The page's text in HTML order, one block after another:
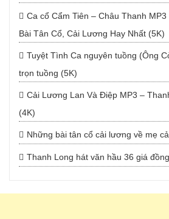
Ca cổ Cẩm Tiên – Châu Thanh
Bài Tân Cổ, Cải Lương Hay Nhất (5K)
Tuyệt Tình Ca nguyên tuồng (Ông
trọn tuồng (5K)
Cải Lương Lan Và Điệp MP3 –
(4K)
Những bài tân cổ cải lương về mẹ
Thanh Long hát văn hầu 36 giá